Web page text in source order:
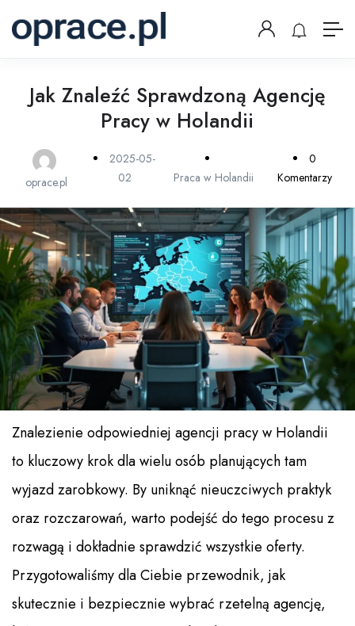
Jak Znaleźć Sprawdzoną Agencję
Pracy w Holandii
oprace.pl
2025-05-
02
Praca w Holandii
0
Komentarzy
Znalezienie odpowiedniej agencji pracy w Holandii
to kluczowy krok dla wielu osób planujących tam
wyjazd zarobkowy. By uniknąć nieuczciwych praktyk
oraz rozczarowań, warto podejść do tego procesu z
rozwagą i dokładnie sprawdzić wszystkie oferty.
Przygotowaliśmy dla Ciebie przewodnik, jak
skutecznie i bezpiecznie wybrać rzetelną agencję,